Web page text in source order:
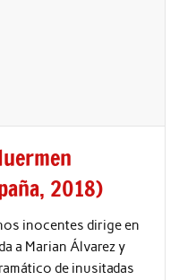
2018)
inocentes dirige en
a Marian Álvarez y
de inusitadas